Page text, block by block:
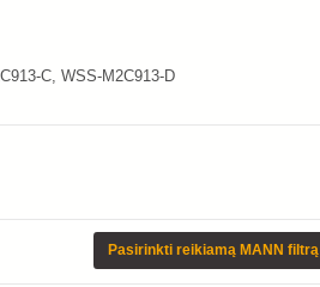
C, WSS-M2C913-D
Pasirinkti reikiamą MANN filtrą